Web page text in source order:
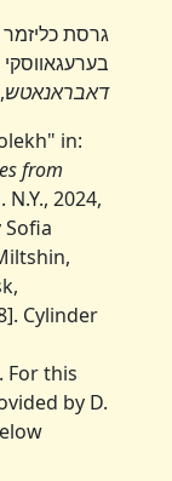
גרסת כליזמר
בערעגאווסקי (מוסקבה,
דאבראנאטש,
in:
from
1. N.Y., 2024,
Sofia
Miltshin,
Cylinder
. For this
by D.